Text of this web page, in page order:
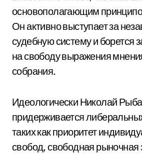
основополагающим
Он активно выступает за
судебную систему и борется
на свободу выражения
собрания.
Идеологически Николай
придерживается
таких как приоритет
свобод, свободная рыночная